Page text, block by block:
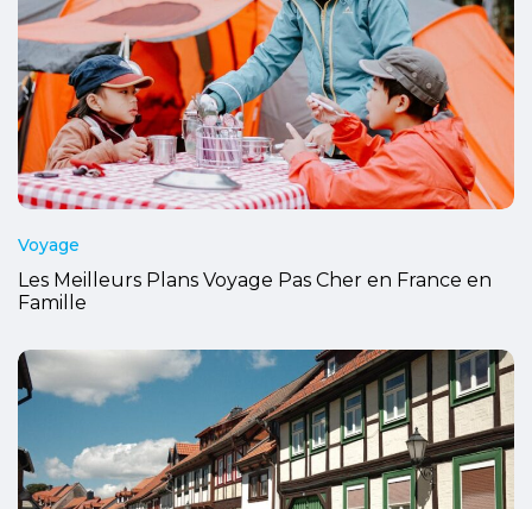
Voyage
Les Meilleurs Plans Voyage Pas Cher en France en
Famille